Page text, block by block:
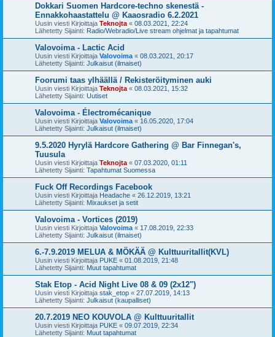
Dokkari Suomen Hardcore-techno skenestä -
Ennakkohaastattelu @ Kaaosradio 6.2.2021
Uusin viesti Kirjoittaja Teknojta « 08.03.2021, 22:24
Lähetetty Sijainti: Radio/Webradio/Live stream ohjelmat ja tapahtumat
Valovoima - Lactic Acid
Uusin viesti Kirjoittaja Valovoima « 08.03.2021, 20:17
Lähetetty Sijainti: Julkaisut (ilmaiset)
Foorumi taas ylhäällä / Rekisteröityminen auki
Uusin viesti Kirjoittaja Teknojta « 08.03.2021, 15:32
Lähetetty Sijainti: Uutiset
Valovoima - Électromécanique
Uusin viesti Kirjoittaja Valovoima « 16.05.2020, 17:04
Lähetetty Sijainti: Julkaisut (ilmaiset)
9.5.2020 Hyrylä Hardcore Gathering @ Bar Finnegan's,
Tuusula
Uusin viesti Kirjoittaja Teknojta « 07.03.2020, 01:11
Lähetetty Sijainti: Tapahtumat Suomessa
Fuck Off Recordings Facebook
Uusin viesti Kirjoittaja Headache « 26.12.2019, 13:21
Lähetetty Sijainti: Mixaukset ja setit
Valovoima - Vortices (2019)
Uusin viesti Kirjoittaja Valovoima « 17.08.2019, 22:33
Lähetetty Sijainti: Julkaisut (ilmaiset)
6.-7.9.2019 MELUA & MÖKÄÄ @ Kulttuuritallit(KVL)
Uusin viesti Kirjoittaja PUKE « 01.08.2019, 21:48
Lähetetty Sijainti: Muut tapahtumat
Stak Etop - Acid Night Live 08 & 09 (2x12")
Uusin viesti Kirjoittaja stak_etop « 27.07.2019, 14:13
Lähetetty Sijainti: Julkaisut (kaupalliset)
20.7.2019 NEO KOUVOLA @ Kulttuuritallit
Uusin viesti Kirjoittaja PUKE « 09.07.2019, 22:34
Lähetetty Sijainti: Muut tapahtumat